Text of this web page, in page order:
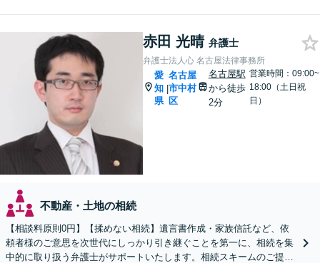
赤田 光晴 弁護士
弁護士法人心 名古屋法律事務所
愛
知
県
|
名古屋
市中村
区
名古屋駅
から徒歩
2分
営業時間：09:00~
18:00（土日祝
日）
不動産・土地の相続
【相談料原則0円】【揉めない相続】遺言書作成・家族信託など、依
頼者様のご意思を次世代にしっかり引き継ぐことを第一に、相続を集
中的に取り扱う弁護士がサポートいたします。相続スキームのご提案